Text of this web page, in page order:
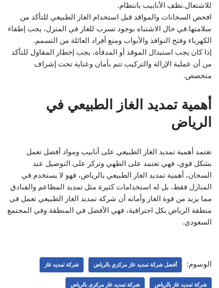
للاشتعال.نظف الأنابيب بانتظام.
افحص السخانات والمواقد قبل استخدام الغاز الطبيعي للتأكد من
سلامتها.في حال الاشتباه بوجود تسرب للغاز في المنزل، يجب إطفاء
الكهرباء وفتح النوافذ والأبواب ومنع أفراد العائلة من التسمم.
إذا كان يجب استبدال الموقد أو المدفأة، يجب إخطار المقاول للتأكد
من أن عملية الإزالة والتركيب تتم بأمان وعناية تحت إشراف
متخصص.
أهمية تمديد الغاز الطبيعي في
الرياض
تعتمد أهمية تمديد الغاز الطبيعي على أنابيب ومواد أفضل تعمل
بشكل قوي، فهي تعتمد على الطهي وتركز على التوصيل عند
السخان، أهمية تمديد الغاز الطبيعي بالرياض، فهو لا يستخدم في
المنازل فقط، بل له استخدامات كثيرة مثل تمديد المطاعم والفنادق
مما يزيد من قوة الغاز وأمانه أن شركة تمديد الغاز الطبيعي تعمل في
منطقة الرياض بكل احترافية، فهي الأفضل في المنطقة وفي المجتمع
السعودي.
الوسوم: أفضل شركة تمديد غاز مركزي بالرياض شركة تمديد غاز
شركة تمديد غاز بالرياض شركة تمديد غاز مركزى بالرياض